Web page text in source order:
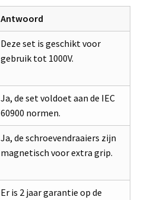
Antwoord
Deze set is geschikt voor
gebruik tot 1000V.
Ja, de set voldoet aan de IEC
60900 normen.
Ja, de schroevendraaiers zijn
magnetisch voor extra grip.
Er is 2 jaar garantie op de